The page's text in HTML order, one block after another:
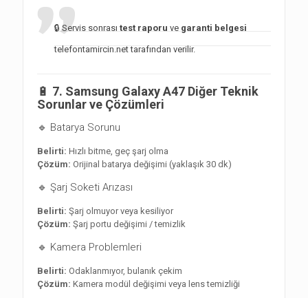
🔒 Servis sonrası test raporu ve garanti belgesi
telefontamircin.net tarafından verilir.
🔋 7. Samsung Galaxy A47 Diğer Teknik
Sorunlar ve Çözümleri
🔹 Batarya Sorunu
Belirti: Hızlı bitme, geç şarj olma
Çözüm: Orijinal batarya değişimi (yaklaşık 30 dk)
🔹 Şarj Soketi Arızası
Belirti: Şarj olmuyor veya kesiliyor
Çözüm: Şarj portu değişimi / temizlik
🔹 Kamera Problemleri
Belirti: Odaklanmıyor, bulanık çekim
Çözüm: Kamera modül değişimi veya lens temizliği